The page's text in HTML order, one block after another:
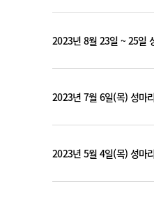
2023년 8월 23일 ~ 25일
2023년 7월 6일(목) 성마
2023년 5월 4일(목) 성마